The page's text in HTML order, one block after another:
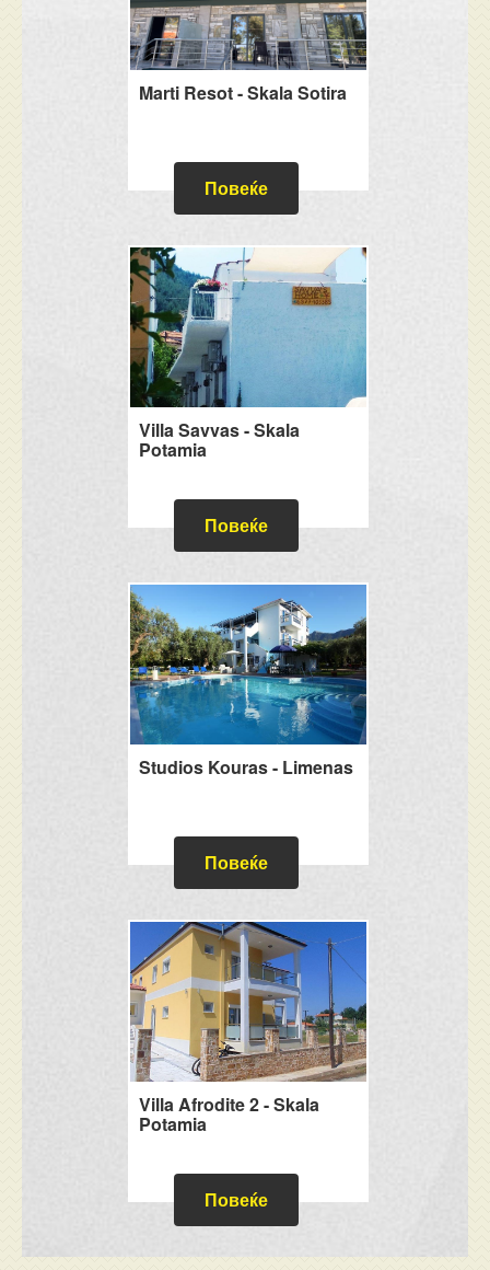
Marti Resot - Skala Sotira
Повеќе
Villa Savvas - Skala
Potamia
Повеќе
Studios Kouras - Limenas
Повеќе
Villa Afrodite 2 - Skala
Potamia
Повеќе